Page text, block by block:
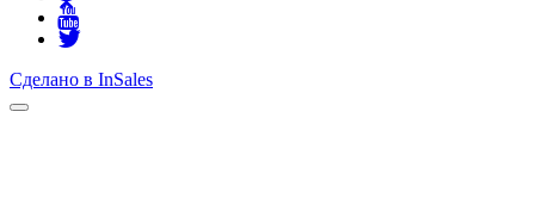
Сделано в InSales